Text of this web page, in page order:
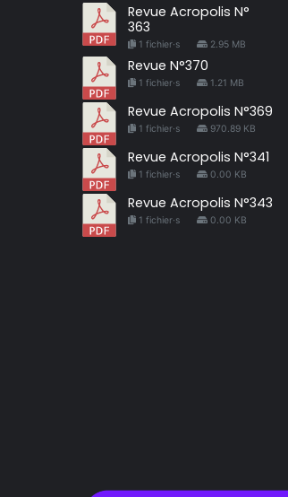
Revue Acropolis N°
363
1 fichier·s 2.95 MB
Revue N°370
1 fichier·s 1.21 MB
Revue Acropolis N°369
1 fichier·s 970.89 KB
Revue Acropolis N°341
1 fichier·s 0.00 KB
Revue Acropolis N°343
1 fichier·s 0.00 KB